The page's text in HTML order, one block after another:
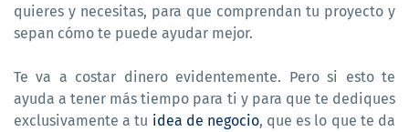
quieres y necesitas, para que comprendan tu proyecto y
sepan cómo te puede ayudar mejor.
Te va a costar dinero evidentemente. Pero si esto te
ayuda a tener más tiempo para ti y para que te dediques
exclusivamente a tu idea de negocio, que es lo que te da